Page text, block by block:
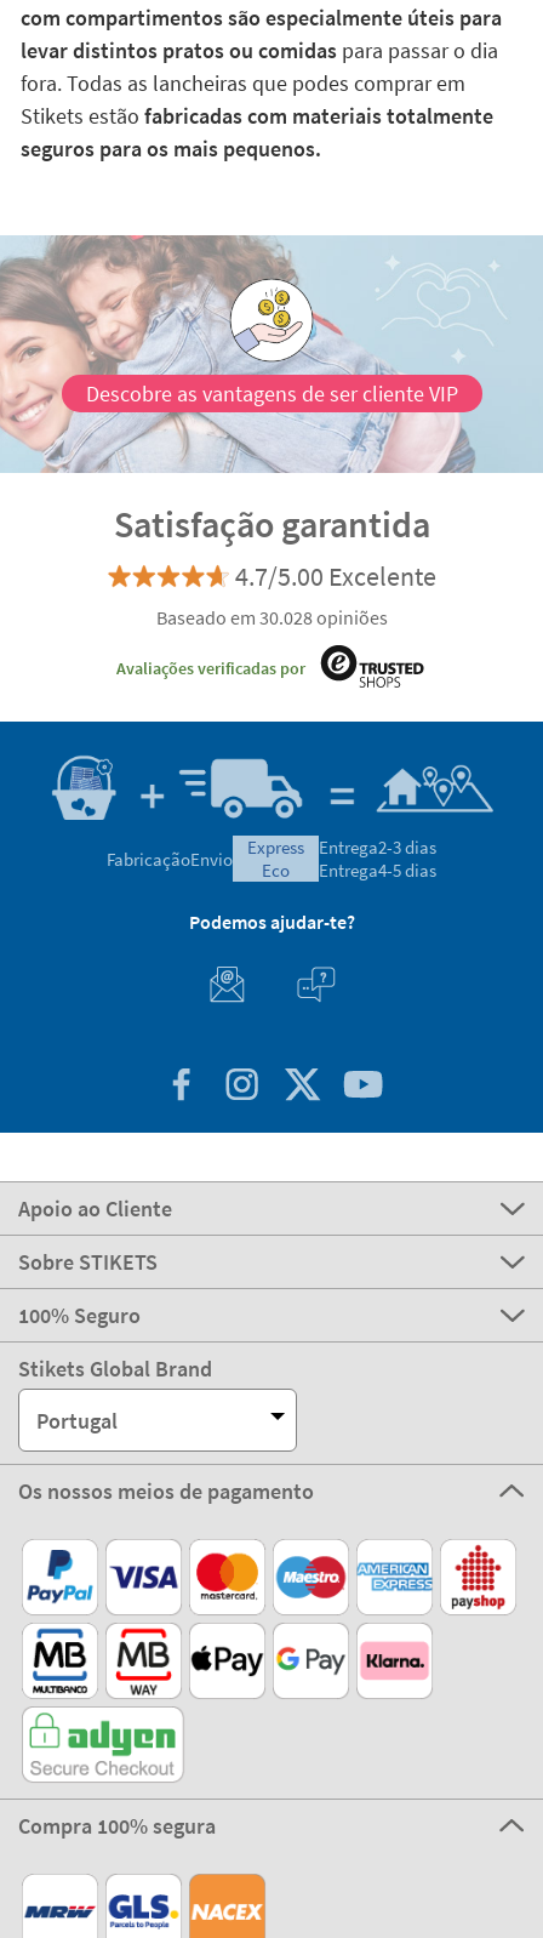
com compartimentos são especialmente úteis para
levar distintos pratos ou comidaspara passar o dia
fora. Todas as lancheiras que podes comprar em
Stikets estão fabricadas com materiais totalmente
seguros para os mais pequenos.
Descobre as vantagens de ser cliente VIP
Satisfação garantida
4.7/5.00 Excelente
Baseado em 30.028 opiniões
Avaliações verificadas por
FabricaçãoEnvio
express
eco
Entrega2-3 dias
Entrega4-5 dias
Podemos ajudar-te?
Apoio ao Cliente
Sobre STIKETS
100% Seguro
Stikets Global Brand
Portugal
Os nossos meios de pagamento
Compra 100% segura